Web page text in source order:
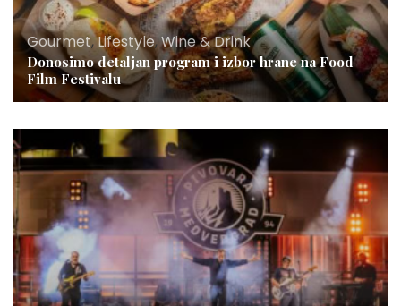
Gourmet,Lifestyle,Wine & Drink
Donosimo detaljan program i izbor hrane na Food
Film Festivalu